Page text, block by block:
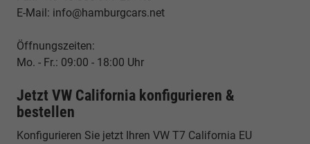
E-Mail: info@hamburgcars.net
Öffnungszeiten:
Mo. - Fr.: 09:00 - 18:00 Uhr
Jetzt VW California konfigurieren &
bestellen
Konfigurieren Sie jetzt Ihren VW T7 California EU